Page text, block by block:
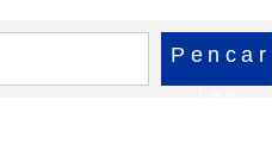
Pencar